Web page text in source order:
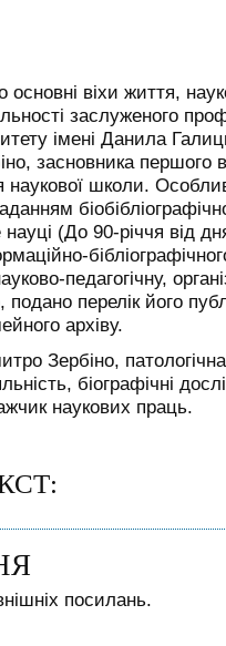
основні віхи життя,
заслуженого
імені Данила
засновника першого в
наукової школи.
(До 90-річчя від
педагогічну,
подано перелік його
архіву.
Зербіно,
біографічні
наукових праць.
посилань.